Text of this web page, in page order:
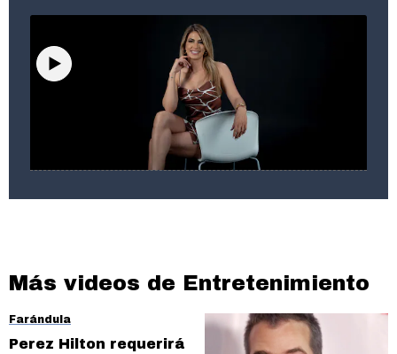
Mónica Pastrana pone fin al Festival de la
Comedia con "Radojka: si te mueres te
Más videos de Entretenimiento
Farándula
Perez Hilton requerirá